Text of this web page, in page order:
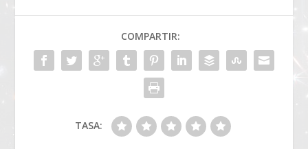
COMPARTIR:
TASA: